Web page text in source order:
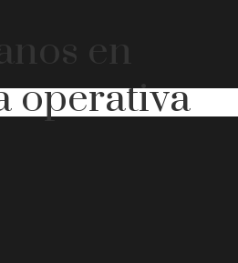
en
operativa